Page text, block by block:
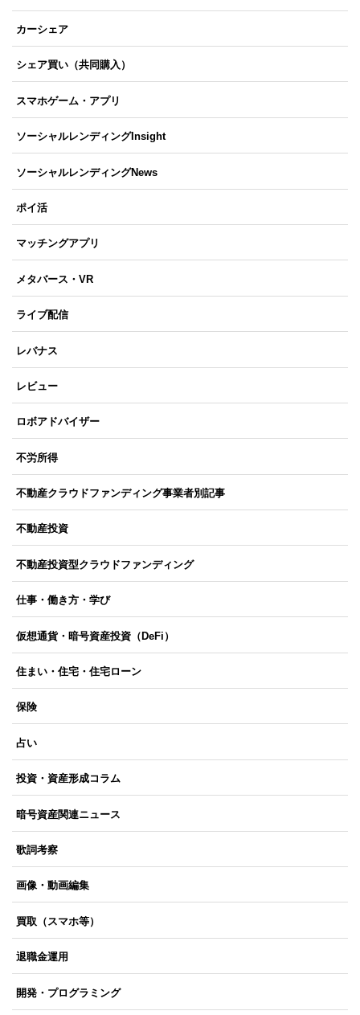
カーシェア
シェア買い（共同購入）
スマホゲーム・アプリ
ソーシャルレンディングInsight
ソーシャルレンディングNews
ポイ活
マッチングアプリ
メタバース・VR
ライブ配信
レバナス
レビュー
ロボアドバイザー
不労所得
不動産クラウドファンディング事業者別記事
不動産投資
不動産投資型クラウドファンディング
仕事・働き方・学び
仮想通貨・暗号資産投資（DeFi）
住まい・住宅・住宅ローン
保険
占い
投資・資産形成コラム
暗号資産関連ニュース
歌詞考察
画像・動画編集
買取（スマホ等）
退職金運用
開発・プログラミング